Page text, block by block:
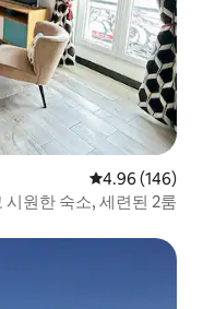
평점 4.96점(5
4.96 (146)
원한 숙소, 세련된 2룸